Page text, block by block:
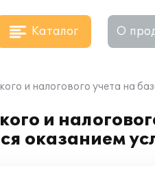
Каталог О
и налогового учета на
и
оказанием